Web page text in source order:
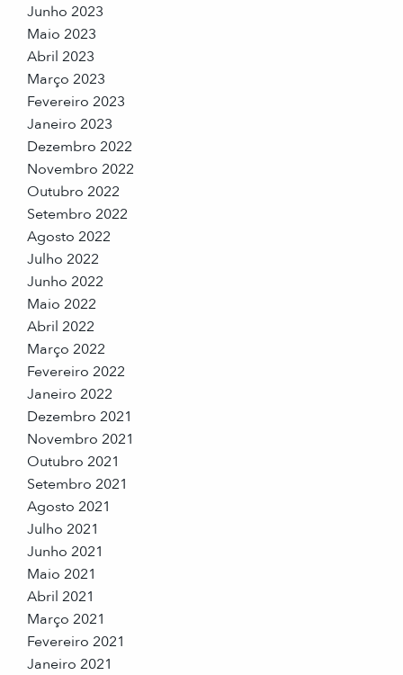
Junho 2023
Maio 2023
Abril 2023
Março 2023
Fevereiro 2023
Janeiro 2023
Dezembro 2022
Novembro 2022
Outubro 2022
Setembro 2022
Agosto 2022
Julho 2022
Junho 2022
Maio 2022
Abril 2022
Março 2022
Fevereiro 2022
Janeiro 2022
Dezembro 2021
Novembro 2021
Outubro 2021
Setembro 2021
Agosto 2021
Julho 2021
Junho 2021
Maio 2021
Abril 2021
Março 2021
Fevereiro 2021
Janeiro 2021